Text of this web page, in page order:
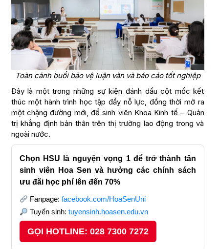
Toàn cảnh buổi bảo vệ luận văn và báo cáo tốt nghiệp
Đây là một trong những sự kiện đánh dấu cột mốc kết
thúc một hành trình học tập đầy nỗ lực, đồng thời mở ra
một chặng đường mới, để sinh viên Khoa Kinh tế – Quản
trị khẳng định bản thân trên thị trường lao động trong và
ngoài nước.
Chọn HSU là nguyện vọng 1 để trở thành tân
sinh viên Hoa Sen và hưởng các chính sách
ưu đãi học phí lên đến 70%
Fanpage: facebook.com/HoaSenUni
Tuyển sinh: tuyensinh.hoasen.edu.vn
GỌI HOTLINE: 028 7300 7272